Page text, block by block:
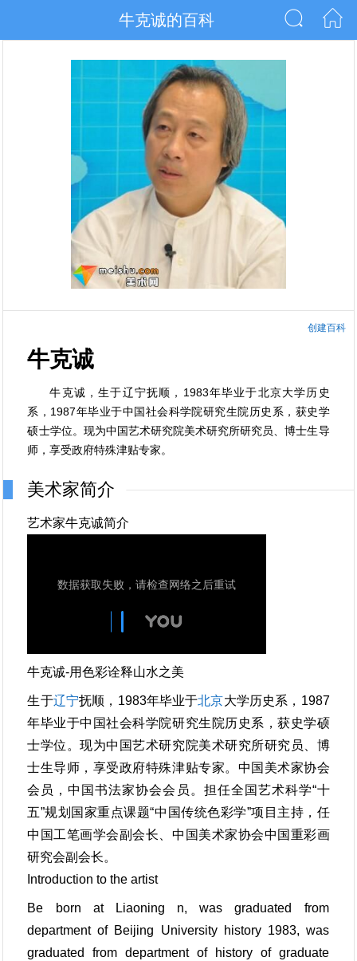
牛克诚的百科
创建百科
牛克诚
牛克诚，生于辽宁抚顺，1983年毕业于北京大学历史
系，1987年毕业于中国社会科学院研究生院历史系，获史学
硕士学位。现为中国艺术研究院美术研究所研究员、博士生导
师，享受政府特殊津贴专家。
美术家简介
艺术家牛克诚简介
牛克诚-用色彩诠释山水之美
生于辽宁抚顺，1983年毕业于北京大学历史系，1987
年毕业于中国社会科学院研究生院历史系，获史学硕
士学位。现为中国艺术研究院美术研究所研究员、博
士生导师，享受政府特殊津贴专家。中国美术家协会
会员，中国书法家协会会员。担任全国艺术科学“十
五”规划国家重点课题“中国传统色彩学”项目主持，任
中国工笔画学会副会长、中国美术家协会中国重彩画
研究会副会长。
Introduction to the artist
Be born at Liaoning n, was graduated from
department of Beijing University history 1983, was
graduated from department of history of graduate